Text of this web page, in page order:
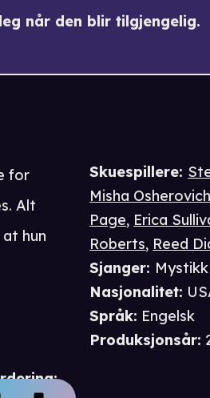
når den blir tilgjengelig.
Skuespillere:
Misha Osherovich
Page, Erica
Roberts, Reed
Sjanger:
Nasjonalitet:
Språk: Engelsk
Produksjonsår:
for
Alt
hun